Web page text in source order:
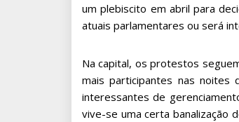
um plebiscito em abril para
atuais parlamentares ou será
Na capital, os protestos
mais participantes nas noites
interessantes de
vive-se uma certa banalização